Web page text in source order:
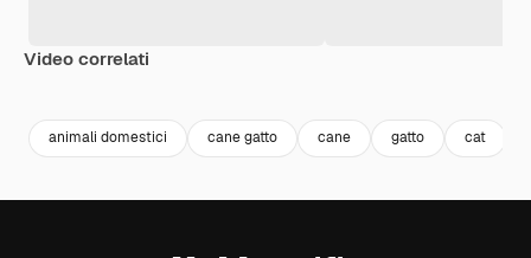
Video correlati
animali domestici cane gatto cane gatto cat